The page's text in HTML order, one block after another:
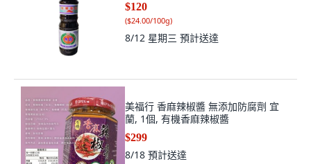
$120
($24.00/100g)
8/12 星期三 預計送達
美福行 香麻辣椒醬 無添加防腐劑 宜
蘭, 1個, 有機香麻辣椒醬
$299
8/18 預計送達